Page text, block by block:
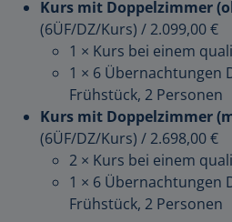
Kurs mit Doppelzimmer
(6ÜF/DZ/Kurs) / 2.099,00 €
1 × Kurs bei einem
1 × 6 Übernachtungen
Frühstück, 2 Personen
Kurs mit Doppelzimmer
(6ÜF/DZ/Kurs) / 2.698,00 €
2 × Kurs bei einem
1 × 6 Übernachtungen
Frühstück, 2 Personen